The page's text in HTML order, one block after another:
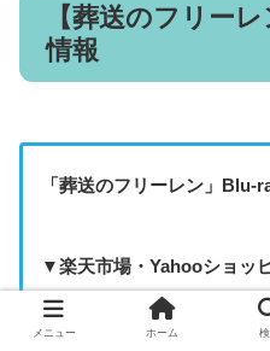
【葬送のフリー
情報
「葬送のフリーレン 」Blu-
▼楽天市場・Yahooショッ
以下のリンクから飛べます
メニュー ホーム